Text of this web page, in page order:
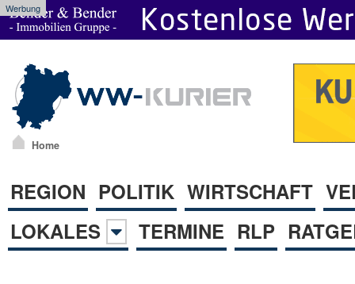
Werbung
Home
REGION POLITIK WIRTSCHAFT
LOKALES
TERMINE RLP